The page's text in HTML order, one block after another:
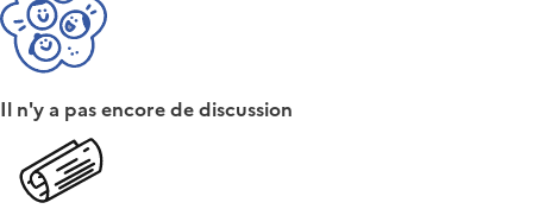
Il n'y a pas encore de discussion